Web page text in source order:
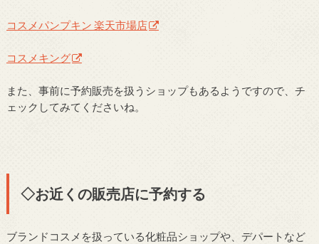
コスメパンプキン 楽天市場店
コスメキング
また、事前に予約販売を扱うショップもあるようですので、チ
ェックしてみてくださいね。
◇お近くの販売店に予約する
ブランドコスメを扱っている化粧品ショップや、デパートなど